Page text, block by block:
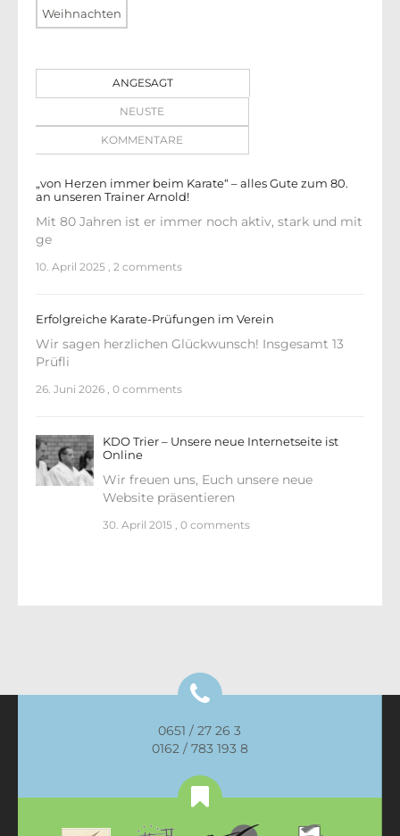
Weihnachten
ANGESAGT
NEUSTE
KOMMENTARE
„von Herzen immer beim Karate“ – alles Gute zum 80.
an unseren Trainer Arnold!
Mit 80 Jahren ist er immer noch aktiv, stark und mit
ge
10. April 2025 2 comments
Erfolgreiche Karate-Prüfungen im Verein
Wir sagen herzlichen Glückwunsch! Insgesamt 13
Prüfli
26. Juni 2026 0 comments
KDO Trier – Unsere neue Internetseite ist
Online
Wir freuen uns, Euch unsere neue
Website präsentieren
30. April 2015 0 comments
0651 / 27 26 3
0162 / 783 193 8